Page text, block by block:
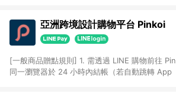
亞洲跨境設計購物平台 Pinkoi
[一般商品贈點規則] 1. 需透過 LINE 購物前往
同一瀏覽器於 24 小時內結帳（若自動跳轉 App